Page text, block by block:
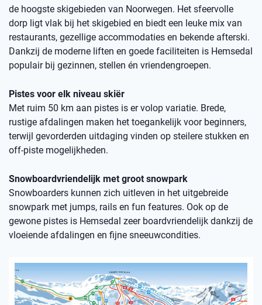
de hoogste skigebieden van Noorwegen. Het sfeervolle
dorp ligt vlak bij het skigebied en biedt een leuke mix van
restaurants, gezellige accommodaties en bekende afterski.
Dankzij de moderne liften en goede faciliteiten is Hemsedal
populair bij gezinnen, stellen én vriendengroepen.
Pistes voor elk niveau skiër
Met ruim 50 km aan pistes is er volop variatie. Brede,
rustige afdalingen maken het toegankelijk voor beginners,
terwijl gevorderden uitdaging vinden op steilere stukken en
off-piste mogelijkheden.
Snowboardvriendelijk met groot snowpark
Snowboarders kunnen zich uitleven in het uitgebreide
snowpark met jumps, rails en fun features. Ook op de
gewone pistes is Hemsedal zeer boardvriendelijk dankzij de
vloeiende afdalingen en fijne sneeuwcondities.